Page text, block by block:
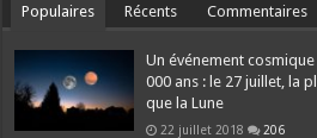
Populaires Récents Commentaires
Un événement
000 ans : le 27 juillet, la
que la Lune
22 juillet 2018 206